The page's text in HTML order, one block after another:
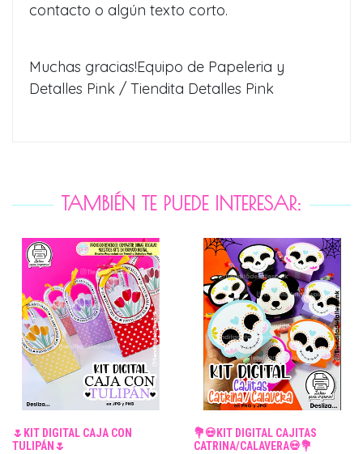
contacto o algún texto corto.
Muchas gracias!Equipo de Papeleria y
Detalles Pink / Tiendita Detalles Pink
TAMBIÉN TE PUEDE INTERESAR:
🌷KIT DIGITAL CAJA CON
TULIPÁN🌷
💐💀KIT DIGITAL CAJITAS
CATRINA/CALAVERA💀💐